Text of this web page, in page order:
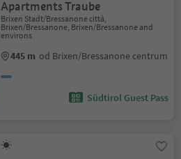
Apartments Traube
Brixen Stadt/Bressanone città,
Brixen/Bressanone, Brixen/Bressanone and
environs
445 m od Brixen/Bressanone centrum
Südtirol Guest Pass